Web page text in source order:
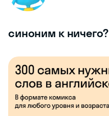
синоним к ничего?